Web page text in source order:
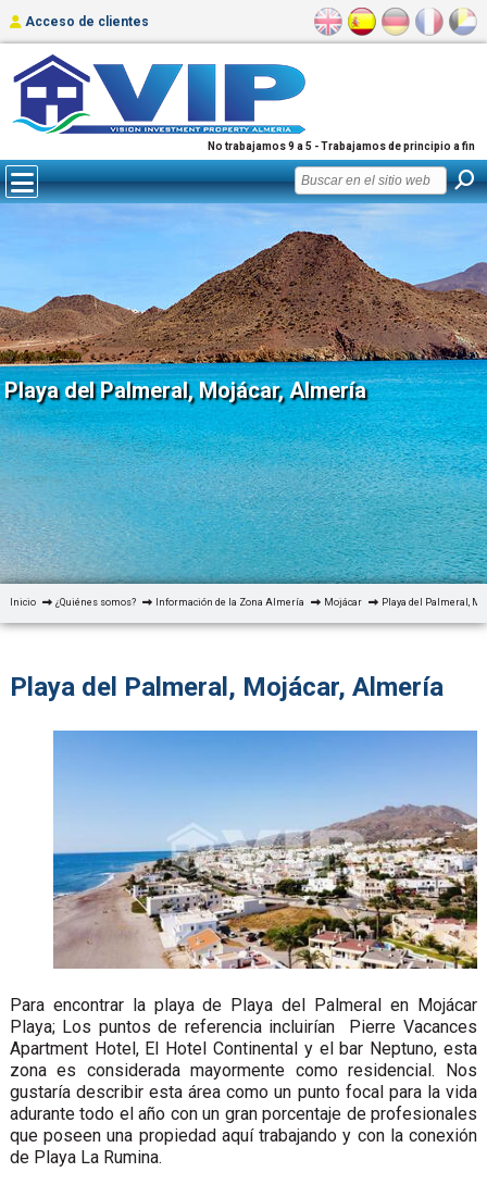
No trabajamos 9 a 5 - Trabajamos de principio a fin
Acceso de clientes
Playa del Palmeral, Mojácar, Almería
Inicio ¿Quiénes somos? Información de la Zona Almería Mojácar Playa del Palmeral,
Playa del Palmeral, Mojácar, Almería
Para encontrar la playa de Playa del Palmeral en Mojácar
Playa; Los puntos de referencia incluirían Pierre Vacances
Apartment Hotel, El Hotel Continental y el bar Neptuno, esta
zona es considerada mayormente como residencial. Nos
gustaría describir esta área como un punto focal para la vida
adurante todo el año con un gran porcentaje de profesionales
que poseen una propiedad aquí trabajando y con la conexión
de Playa La Rumina.